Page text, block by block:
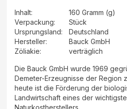
Inhalt:
160 Gramm (g)
Verpackung:
Stück
Ursprungsland:
Deutschland
Hersteller:
Bauck GmbH
Zöliakie:
verträglich
Die Bauck GmbH wurde 1969
Demeter-Erzeugnisse der Region
heute ist die Förderung der
Landwirtschaft eines der